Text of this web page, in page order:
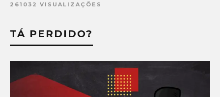
261032 VISUALIZAÇÕES
TÁ PERDIDO?